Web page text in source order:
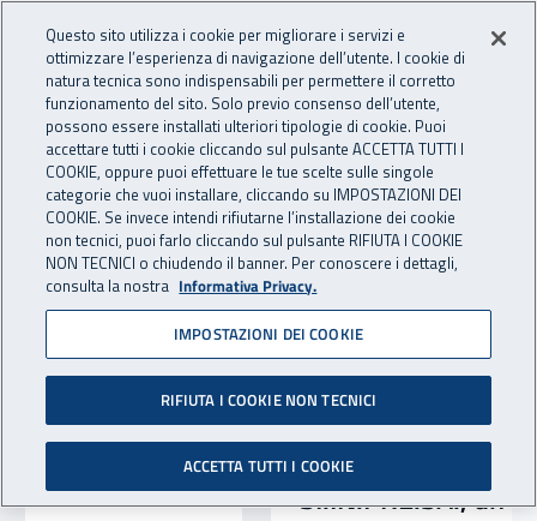
INAIL - Istituto Nazionale
Apri cerca
Navigazione principale
Notizie in evidenza
SI.IN.PRE.SA., un percorso che
Questo sito utilizza i cookie per migliorare i servizi e
ottimizzare l’esperienza di navigazione dell’utente. I cookie di
natura tecnica sono indispensabili per permettere il corretto
funzionamento del sito. Solo previo consenso dell’utente,
possono essere installati ulteriori tipologie di cookie. Puoi
accettare tutti i cookie cliccando sul pulsante ACCETTA TUTTI I
COOKIE, oppure puoi effettuare le tue scelte sulle singole
categorie che vuoi installare, cliccando su IMPOSTAZIONI DEI
COOKIE. Se invece intendi rifiutarne l’installazione dei cookie
non tecnici, puoi farlo cliccando sul pulsante RIFIUTA I COOKIE
NON TECNICI o chiudendo il banner. Per conoscere i dettagli,
consulta la nostra Informativa Privacy.
IMPOSTAZIONI DEI COOKIE
RIFIUTA I COOKIE NON TECNICI
ACCETTA TUTTI I COOKIE